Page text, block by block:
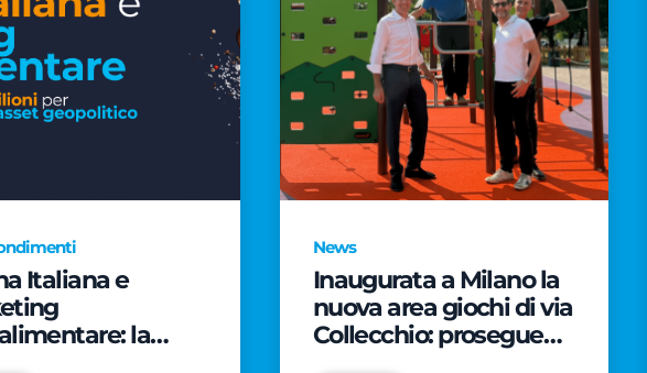
Italiana e
la
News
Inaugurata a Milano la
nuova area giochi di via
Collecchio: prosegue